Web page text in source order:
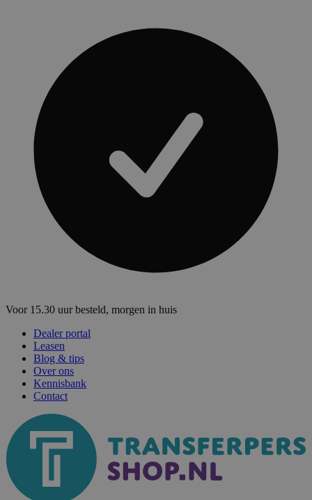
Voor 15.30 uur besteld, morgen in huis
Dealer portal
Leasen
Blog & tips
Over ons
Kennisbank
Contact